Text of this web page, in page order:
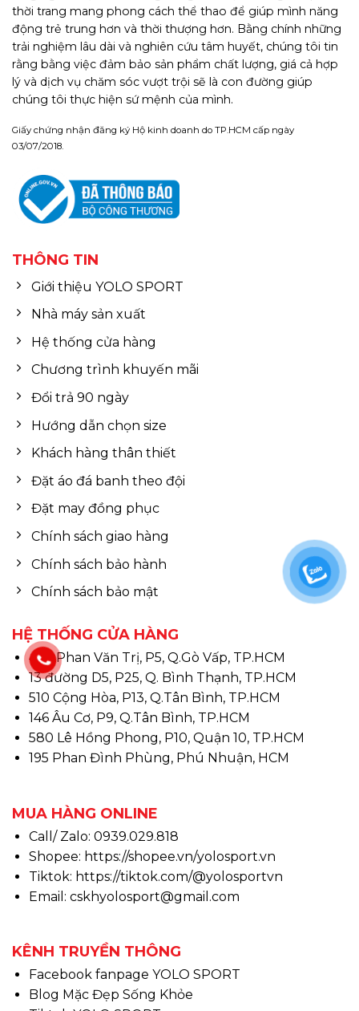
thời trang mang phong cách thể thao để giúp mình năng
động trẻ trung hơn và thời thượng hơn. Bằng chính những
trải nghiệm lâu dài và nghiên cứu tâm huyết, chúng tôi tin
rằng bằng việc đảm bảo sản phẩm chất lượng, giá cả hợp
lý và dịch vụ chăm sóc vượt trội sẽ là con đường giúp
chúng tôi thực hiện sứ mệnh của mình.
Giấy chứng nhận đăng ký Hộ kinh doanh do TP.HCM cấp ngày
03/07/2018.
THÔNG TIN
Giới thiệu YOLO SPORT
Nhà máy sản xuất
Hệ thống cửa hàng
Chương trình khuyến mãi
Đổi trả 90 ngày
Hướng dẫn chọn size
Khách hàng thân thiết
Đặt áo đá banh theo đội
Đặt may đồng phục
Chính sách giao hàng
Chính sách bảo hành
Chính sách bảo mật
HỆ THỐNG CỬA HÀNG
497 Phan Văn Trị, P5, Q.Gò Vấp, TP.HCM
13 đường D5, P25, Q. Bình Thạnh, TP.HCM
510 Cộng Hòa, P13, Q.Tân Bình, TP.HCM
146 Âu Cơ, P9, Q.Tân Bình, TP.HCM
580 Lê Hồng Phong, P10, Quận 10, TP.HCM
195 Phan Đình Phùng, Phú Nhuận, HCM
MUA HÀNG ONLINE
Call/ Zalo: 0939.029.818
Shopee: https://shopee.vn/yolosport.vn
Tiktok: https://tiktok.com/@yolosportvn
Email: cskhyolosport@gmail.com
KÊNH TRUYỀN THÔNG
Facebook fanpage YOLO SPORT
Blog Mặc Đẹp Sống Khỏe